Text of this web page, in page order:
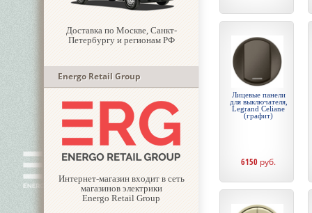
Доставка по Москве, Санкт-
Петербургу и регионам РФ
Energo Retail Group
Интернет-магазин входит в сеть
магазинов электрики
Energo Retail Group
Лицевые панели
для выключателя,
Legrand Celiane
(графит)
6150 руб.